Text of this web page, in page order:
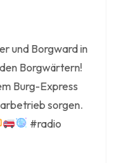
und Borgward in
Borgwärtern!
Burg-Express
sorgen.
#radio